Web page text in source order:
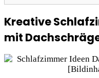
Kreative
mit